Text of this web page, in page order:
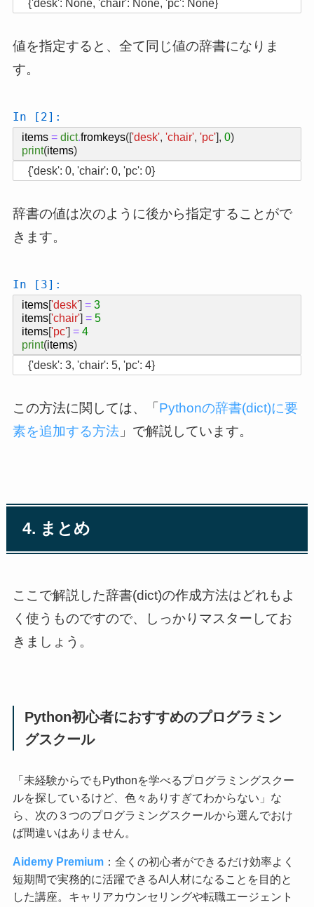
{'desk': None, 'chair': None, 'pc': None}
値を指定すると、全て同じ値の辞書になりま
す。
In [2]:
items = dict.fromkeys(['desk', 'chair', 'pc'], 0)
print(items)
{'desk': 0, 'chair': 0, 'pc': 0}
辞書の値は次のように後から指定することがで
きます。
In [3]:
items['desk'] = 3
items['chair'] = 5
items['pc'] = 4
print(items)
{'desk': 3, 'chair': 5, 'pc': 4}
この方法に関しては、「 Pythonの辞書(dict)に要
素を追加する方法」で解説しています。
4. まとめ
ここで解説した辞書(dict)の作成方法はどれもよ
く使うものですので、しっかりマスターしてお
きましょう。
Python初心者におすすめのプログラミン
グスクール
「未経験からでもPythonを学べるプログラミングスクー
ルを探しているけど、色々ありすぎてわからない」な
ら、次の３つのプログラミングスクールから選んでおけ
ば間違いはありません。
Aidemy Premium：全くの初心者ができるだけ効率よく
短期間で実務的に活躍できるAI人材になることを目的と
した講座。キャリアカウンセリングや転職エージェント